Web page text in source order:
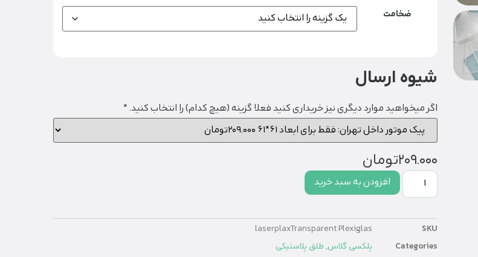
ضخامت
شیوه ارسال
اگر میخواهید موارد دیگری نیز خریداری کنید فعلا گزینه (هیچ کدام) را انتخاب کنید.*
209.000تومان
افزودن به سبد خرید
SKU
laserplaxTransparent Plexiglas
Categories
پلکسی گلاس, طلق پلاستیکی